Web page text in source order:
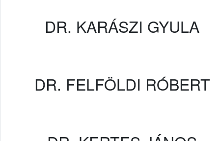
DR. KARÁSZI GYULA
DR. FELFÖLDI RÓBERT